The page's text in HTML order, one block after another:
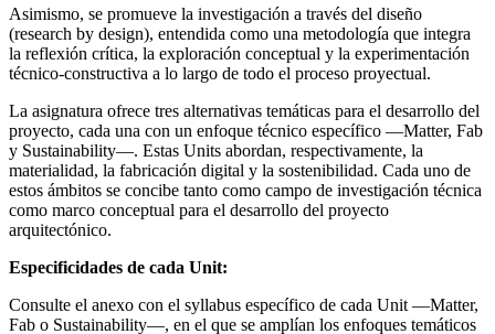
Asimismo, se promueve la investigación a través del diseño
(research by design), entendida como una metodología que integra
la reflexión crítica, la exploración conceptual y la experimentación
técnico-constructiva a lo largo de todo el proceso proyectual.
La asignatura ofrece tres alternativas temáticas para el desarrollo del
proyecto, cada una con un enfoque técnico específico —Matter, Fab
y Sustainability—. Estas Units abordan, respectivamente, la
materialidad, la fabricación digital y la sostenibilidad. Cada uno de
estos ámbitos se concibe tanto como campo de investigación técnica
como marco conceptual para el desarrollo del proyecto
arquitectónico.
Especificidades de cada Unit:
Consulte el anexo con el syllabus específico de cada Unit —Matter,
Fab o Sustainability—, en el que se amplían los enfoques temáticos